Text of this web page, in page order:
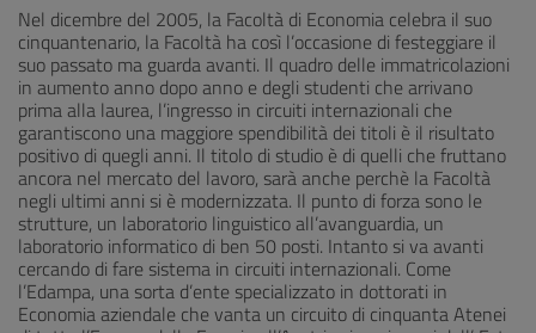
Nel dicembre del 2005, la Facoltà di Economia celebra il suo
cinquantenario, la Facoltà ha così l’occasione di festeggiare il
suo passato ma guarda avanti. Il quadro delle immatricolazioni
in aumento anno dopo anno e degli studenti che arrivano
prima alla laurea, l’ingresso in circuiti internazionali che
garantiscono una maggiore spendibilità dei titoli è il risultato
positivo di quegli anni. Il titolo di studio è di quelli che fruttano
ancora nel mercato del lavoro, sarà anche perchè la Facoltà
negli ultimi anni si è modernizzata. Il punto di forza sono le
strutture, un laboratorio linguistico all’avanguardia, un
laboratorio informatico di ben 50 posti. Intanto si va avanti
cercando di fare sistema in circuiti internazionali. Come
l’Edampa, una sorta d’ente specializzato in dottorati in
Economia aziendale che vanta un circuito di cinquanta Atenei